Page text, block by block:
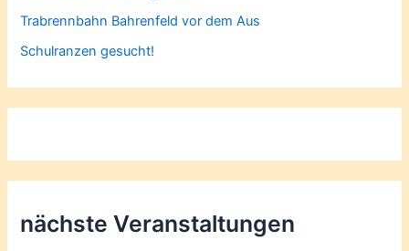
Trabrennbahn Bahrenfeld vor dem Aus
Schulranzen gesucht!
nächste Veranstaltungen